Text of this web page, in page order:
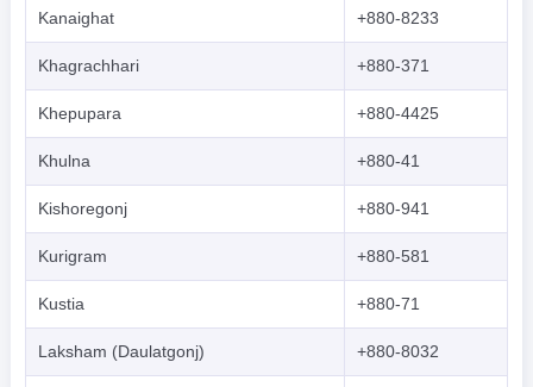
Kanaighat +880-8233
Khagrachhari +880-371
Khepupara +880-4425
Khulna +880-41
Kishoregonj +880-941
Kurigram +880-581
Kustia +880-71
Laksham (Daulatgonj) +880-8032